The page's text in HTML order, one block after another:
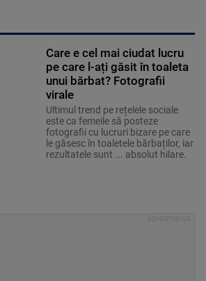
Care e cel mai ciudat lucru
pe care l-ați găsit în toaleta
unui bărbat? Fotografii
virale
Ultimul trend pe rețelele sociale
este ca femeile să posteze
fotografii cu lucruri bizare pe care
le găsesc în toaletele bărbaților, iar
rezultatele sunt ... absolut hilare.